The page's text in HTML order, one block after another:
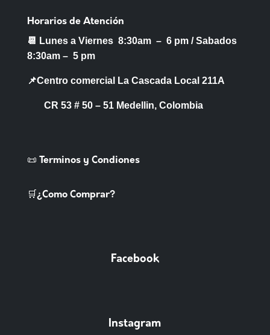
Horarios de Atención
📆 Lunes a Viernes 8:30am – 6 pm / Sabados
8:30am – 5 pm
📌Centro comercial La Cascada Local 211A
CR 53 # 50 – 51 Medellin, Colombia
📜 Terminos y Condiones
🛒¿Como Comprar?
Facebook
Instagram